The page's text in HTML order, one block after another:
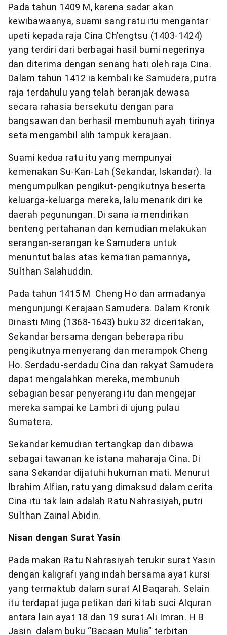
Pada tahun 1409 M, karena sadar akan
kewibawaanya, suami sang ratu itu mengantar
upeti kepada raja Cina Ch’engtsu (1403-1424)
yang terdiri dari berbagai hasil bumi negerinya
dan diterima dengan senang hati oleh raja Cina.
Dalam tahun 1412 ia kembali ke Samudera, putra
raja terdahulu yang telah beranjak dewasa
secara rahasia bersekutu dengan para
bangsawan dan berhasil membunuh ayah tirinya
seta mengambil alih tampuk kerajaan.
Suami kedua ratu itu yang mempunyai
kemenakan Su-Kan-Lah (Sekandar, Iskandar). Ia
mengumpulkan pengikut-pengikutnya beserta
keluarga-keluarga mereka, lalu menarik diri ke
daerah pegunungan. Di sana ia mendirikan
benteng pertahanan dan kemudian melakukan
serangan-serangan ke Samudera untuk
menuntut balas atas kematian pamannya,
Sulthan Salahuddin.
Pada tahun 1415 M Cheng Ho dan armadanya
mengunjungi Kerajaan Samudera. Dalam Kronik
Dinasti Ming (1368-1643) buku 32 diceritakan,
Sekandar bersama dengan beberapa ribu
pengikutnya menyerang dan merampok Cheng
Ho. Serdadu-serdadu Cina dan rakyat Samudera
dapat mengalahkan mereka, membunuh
sebagian besar penyerang itu dan mengejar
mereka sampai ke Lambri di ujung pulau
Sumatera.
Sekandar kemudian tertangkap dan dibawa
sebagai tawanan ke istana maharaja Cina. Di
sana Sekandar dijatuhi hukuman mati. Menurut
Ibrahim Alfian, ratu yang dimaksud dalam cerita
Cina itu tak lain adalah Ratu Nahrasiyah, putri
Sulthan Zainal Abidin.
Nisan dengan Surat Yasin
Pada makan Ratu Nahrasiyah terukir surat Yasin
dengan kaligrafi yang indah bersama ayat kursi
yang termaktub dalam surat Al Baqarah. Selain
itu terdapat juga petikan dari kitab suci Alquran
antara lain ayat 18 dan 19 surat Ali Imran. H B
Jasin dalam buku “Bacaan Mulia” terbitan